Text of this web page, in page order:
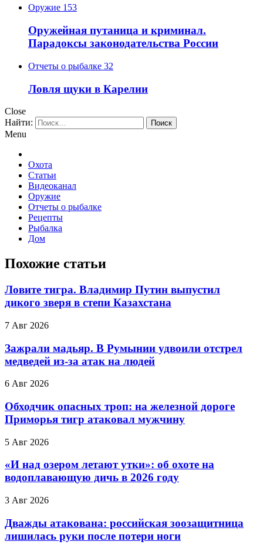
Оружие 153
Оружейная путаница и криминал.
Парадоксы законодательства России
Отчеты о рыбалке 32
Ловля щуки в Карелии
Close
Найти:
Menu
Охота
Статьи
Видеоканал
Оружие
Отчеты о рыбалке
Рецепты
Рыбалка
Дом
Похожие статьи
Ловите тигра. Владимир Путин выпустил
дикого зверя в степи Казахстана
7 Авг 2026
Зажрали мадьяр. В Румынии удвоили отстрел
медведей из-за атак на людей
6 Авг 2026
Обходчик опасных троп: на железной дороге
Приморья тигр атаковал мужчину
5 Авг 2026
«И над озером летают утки»: об охоте на
водоплавающую дичь в 2026 году
3 Авг 2026
Дважды атакована: российская зоозащитница
лишилась руки после потери ноги